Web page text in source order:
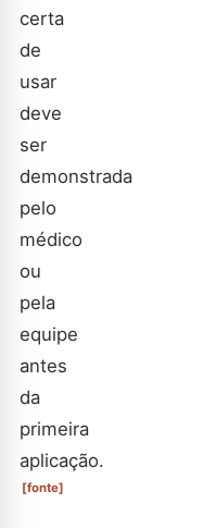
certa
de
usar
deve
ser
demonstrada
pelo
médico
ou
pela
equipe
antes
da
primeira
aplicação.
[fonte]